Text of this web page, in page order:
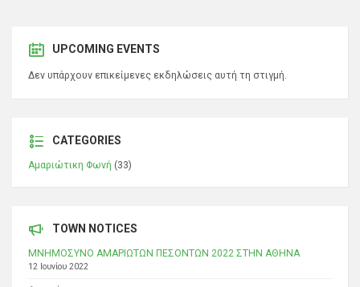
UPCOMING EVENTS
Δεν υπάρχουν επικείμενες εκδηλώσεις αυτή τη στιγμή.
CATEGORIES
Αμαριώτικη Φωνή (33)
TOWN NOTICES
ΜΝΗΜΟΣΥΝΟ ΑΜΑΡΙΩΤΩΝ ΠΕΣΟΝΤΩΝ 2022 ΣΤΗΝ ΑΘΗΝΑ
12 Ιουνίου 2022